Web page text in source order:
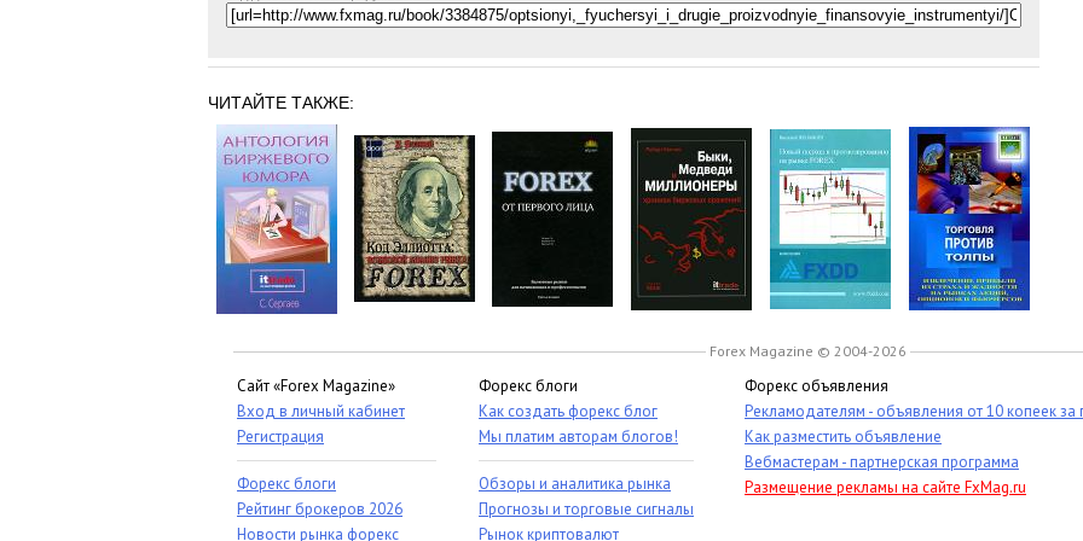
ЧИТАЙТЕ ТАКЖЕ:
Forex Magazine © 2004-2026
Сайт «Forex Magazine»
Вход в личный кабинет
Регистрация
Форекс блоги
Рейтинг брокеров 2026
Новости рынка форекс
Форекс блоги
Как создать форекс блог
Мы платим авторам блогов!
Обзоры и аналитика рынка
Прогнозы и торговые сигналы
Рынок криптовалют
Форекс объявления
Рекламодателям - объявления от 10 копеек за
Как разместить объявление
Вебмастерам - партнерская программа
Размещение рекламы на сайте FxMag.ru